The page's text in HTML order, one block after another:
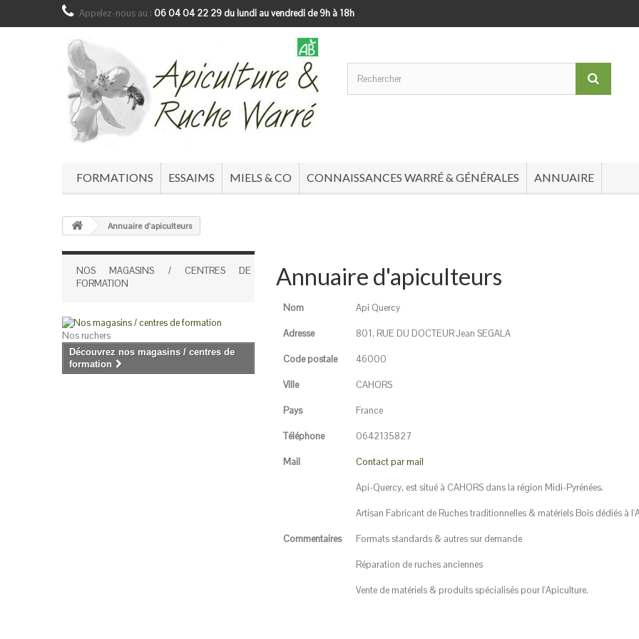
Appelez-nous au : 06 04 04 22 29 du lundi au vendredi de 9h à 18h
FORMATIONS ESSAIMS MIELS & CO CONNAISSANCES WARRÉ & GÉNÉRALES ANNUAIRE
Annuaire d'apiculteurs
NOS MAGASINS / CENTRES DE
FORMATION
Nos ruchers
Découvrez nos magasins / centres de
formation
Annuaire d'apiculteurs
Nom Api Quercy
Adresse 801, RUE DU DOCTEUR Jean SEGALA
Code postale 46000
Ville CAHORS
Pays France
Téléphone 0642135827
Mail Contact par mail
Commentaires
Api-Quercy, est situé à CAHORS dans la région Midi-Pyrénées.
Artisan Fabricant de Ruches traditionnelles & matériels Bois dédiés à
Formats standards & autres sur demande
Réparation de ruches anciennes
Vente de matériels & produits spécialisés pour l'Apiculture.